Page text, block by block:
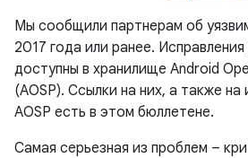
Мы сообщили партнерам об
2017 года или ранее.
доступны в хранилище Android
(AOSP). Ссылки на них, а также на
AOSP есть в этом бюллетене.
Самая серьезная из проблем –